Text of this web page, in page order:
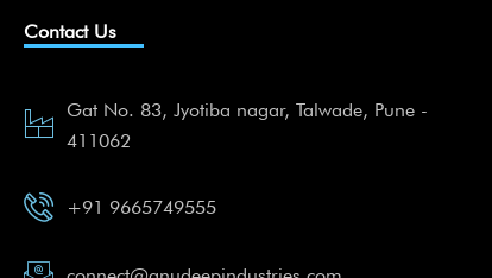
Contact Us
Gat No. 83, Jyotiba nagar, Talwade, Pune -
411062
+91 9665749555